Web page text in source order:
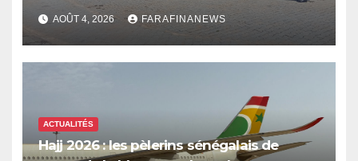
dépenses publiques
AOÛT 4, 2026 FARAFINANEWS
ACTUALITÉS
Hajj 2026 : les pèlerins sénégalais de